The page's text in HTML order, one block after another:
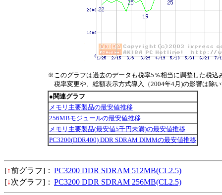
※このグラフは過去のデータも税率5％相当に調整した税込
税率変更や、総額表示方式導入（2004年4月)の影響は除
●関連グラフ
メモリ主要製品の最安値推移
256MBモジュールの最安値推移
メモリ主要製品(最安値5千円未満)の最安値推移
PC3200(DDR400) DDR SDRAM DIMMの最安値推移
[↑前グラフ]： PC3200 DDR SDRAM 512MB(CL2.5)
[↓次グラフ]： PC3200 DDR SDRAM 256MB(CL2.5)